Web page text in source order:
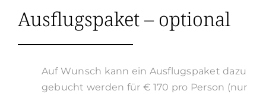
Ausflugspaket – optional
Auf Wunsch kann ein Ausflugspaket dazu
gebucht werden für € 170 pro Person (nur